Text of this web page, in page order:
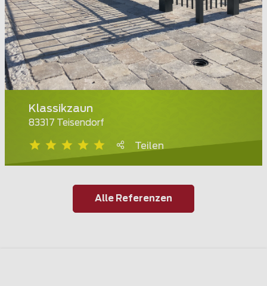
Klassikzaun
83317 Teisendorf
Teilen
Alle Referenzen